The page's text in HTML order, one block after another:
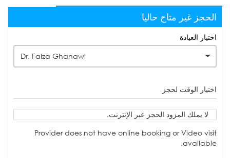
الحجز غير متاح حاليا
اختيار العيادة
Dr. Faiza Ghanawi
اختيار الوقت لحجز
لا يملك المزود الحجز عبر الإنترنت.
Provider does not have online booking or Video visit
available.